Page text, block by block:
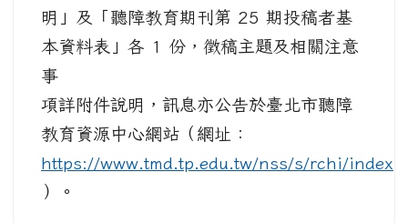
明」及「聽障教育期刊第 25 期投稿者基
本資料表」各 1 份，徵稿主題及相關注意
事
項詳附件說明，訊息亦公告於臺北市聽障
教育資源中心網站（網址：
https://www.tmd.tp.edu.tw/nss/s/rchi/index
）。